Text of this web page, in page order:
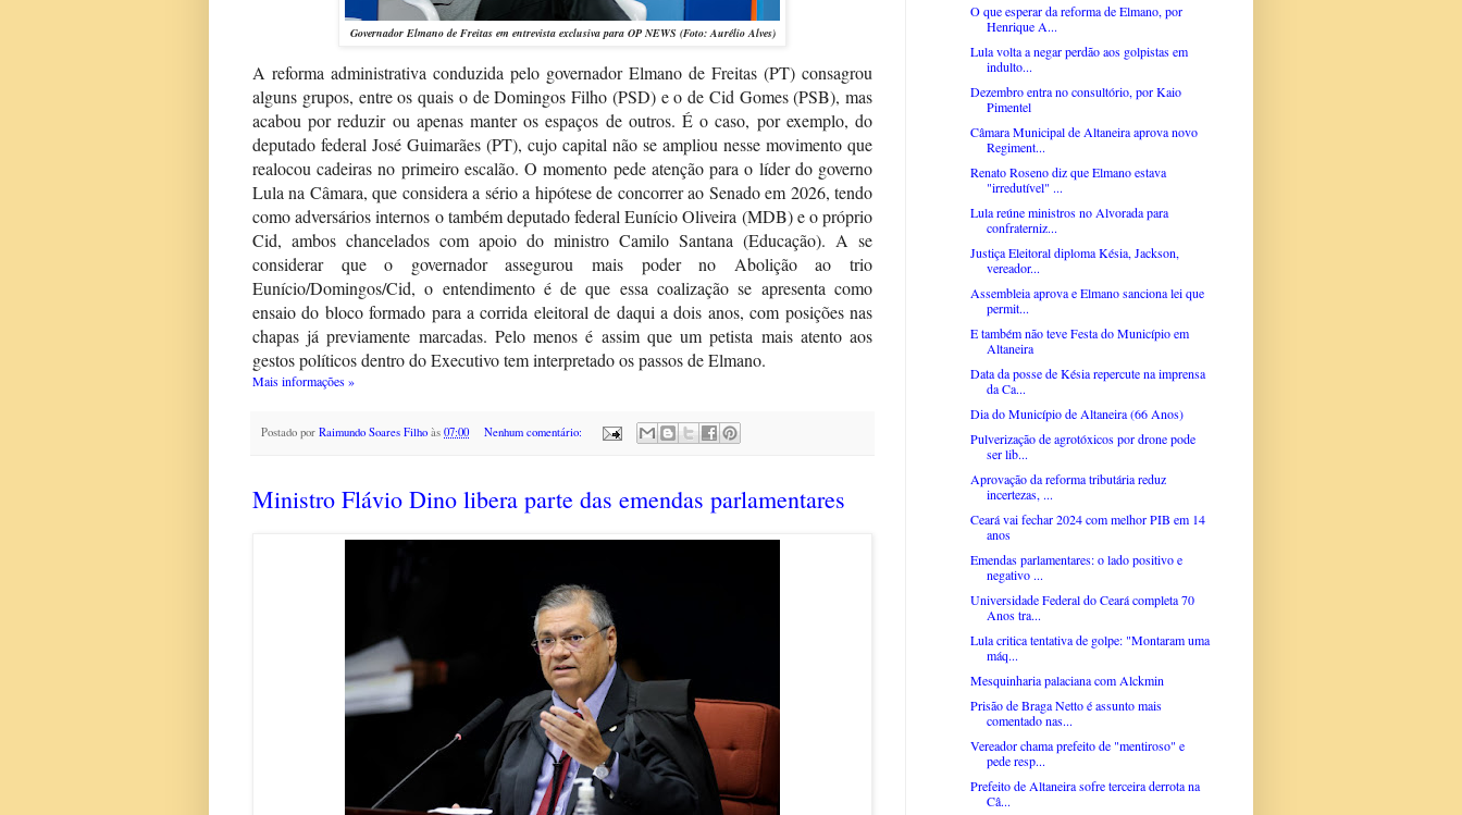
Governador Elmano de Freitas em entrevista exclusiva para OP NEWS (Foto: Aurélio Alves)
A reforma administrativa conduzida pelo governador Elmano de Freitas (PT) consagrou
alguns grupos, entre os quais o de Domingos Filho (PSD) e o de Cid Gomes (PSB), mas
acabou por reduzir ou apenas manter os espaços de outros. É o caso, por exemplo, do
deputado federal José Guimarães (PT), cujo capital não se ampliou nesse movimento que
realocou cadeiras no primeiro escalão. O momento pede atenção para o líder do governo
Lula na Câmara, que considera a sério a hipótese de concorrer ao Senado em 2026, tendo
como adversários internos o também deputado federal Eunício Oliveira (MDB) e o próprio
Cid, ambos chancelados com apoio do ministro Camilo Santana (Educação). A se
considerar que o governador assegurou mais poder no Abolição ao trio
Eunício/Domingos/Cid, o entendimento é de que essa coalização se apresenta como
ensaio do bloco formado para a corrida eleitoral de daqui a dois anos, com posições nas
chapas já previamente marcadas. Pelo menos é assim que um petista mais atento aos
gestos políticos dentro do Executivo tem interpretado os passos de Elmano.
Mais informações »
Postado por Raimundo Soares Filho às 07:00 Nenhum comentário:
Ministro Flávio Dino libera parte das emendas parlamentares
O que esperar da reforma de Elmano, por
Henrique A...
Lula volta a negar perdão aos golpistas em
indulto...
Dezembro entra no consultório, por Kaio
Pimentel
Câmara Municipal de Altaneira aprova novo
Regiment...
Renato Roseno diz que Elmano estava
"irredutível" ...
Lula reúne ministros no Alvorada para
confraterniz...
Justiça Eleitoral diploma Késia, Jackson,
vereador...
Assembleia aprova e Elmano sanciona lei que
permit...
E também não teve Festa do Município em
Altaneira
Data da posse de Késia repercute na imprensa
da Ca...
Dia do Município de Altaneira (66 Anos)
Pulverização de agrotóxicos por drone pode
ser lib...
Aprovação da reforma tributária reduz
incertezas, ...
Ceará vai fechar 2024 com melhor PIB em 14
anos
Emendas parlamentares: o lado positivo e
negativo ...
Universidade Federal do Ceará completa 70
Anos tra...
Lula critica tentativa de golpe: "Montaram uma
máq...
Mesquinharia palaciana com Alckmin
Prisão de Braga Netto é assunto mais
comentado nas...
Vereador chama prefeito de "mentiroso" e
pede resp...
Prefeito de Altaneira sofre terceira derrota na
Câ...